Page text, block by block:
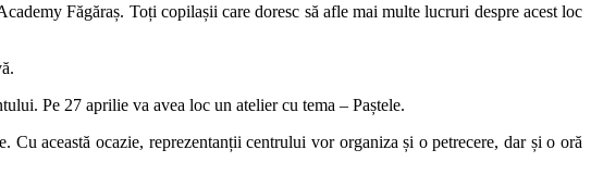
Făgăraș. Toți copilașii care doresc să afle mai multe lucruri despre acest loc
Pe 27 aprilie va avea loc un atelier cu tema – Paștele.
această ocazie, reprezentanții centrului vor organiza și o petrecere, dar și o oră